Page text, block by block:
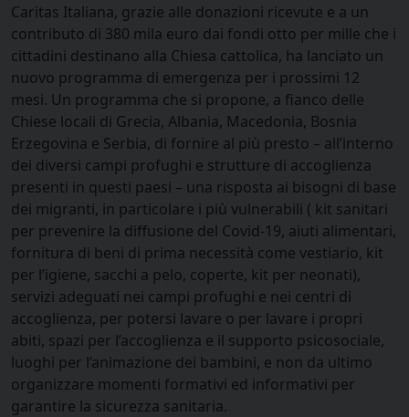
Caritas Italiana, grazie alle donazioni ricevute e a un
contributo di 380 mila euro dai fondi otto per mille che i
cittadini destinano alla Chiesa cattolica, ha lanciato un
nuovo programma di emergenza per i prossimi 12
mesi. Un programma che si propone, a fianco delle
Chiese locali di Grecia, Albania, Macedonia, Bosnia
Erzegovina e Serbia, di fornire al più presto – all’interno
dei diversi campi profughi e strutture di accoglienza
presenti in questi paesi – una risposta ai bisogni di base
dei migranti, in particolare i più vulnerabili ( kit sanitari
per prevenire la diffusione del Covid-19, aiuti alimentari,
fornitura di beni di prima necessità come vestiario, kit
per l’igiene, sacchi a pelo, coperte, kit per neonati),
servizi adeguati nei campi profughi e nei centri di
accoglienza, per potersi lavare o per lavare i propri
abiti, spazi per l’accoglienza e il supporto psicosociale,
luoghi per l’animazione dei bambini, e non da ultimo
organizzare momenti formativi ed informativi per
garantire la sicurezza sanitaria.